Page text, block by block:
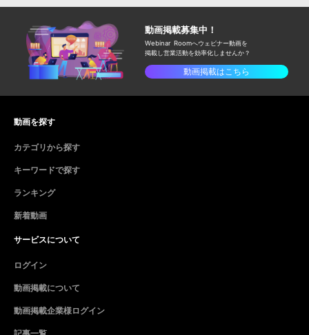
動画掲載募集中！
Webinar Roomへウェビナー動画を
掲載し営業活動を効率化しませんか？
動画掲載はこちら
動画を探す
カテゴリから探す
キーワードで探す
ランキング
新着動画
サービスについて
ログイン
動画掲載について
動画掲載企業様ログイン